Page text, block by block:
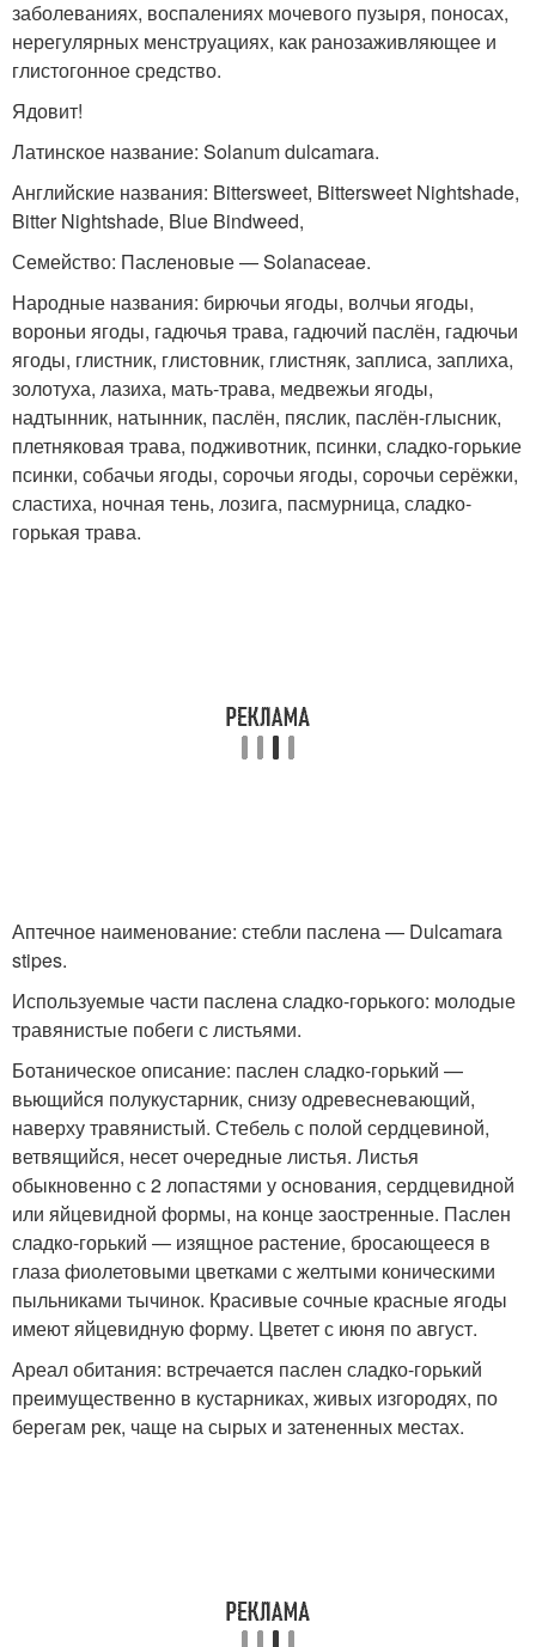
заболеваниях, воспалениях мочевого пузыря, поносах,
нерегулярных менструациях, как ранозаживляющее и
глистогонное средство.
Ядовит!
Латинское название: Solanum dulcamara.
Английские названия: Bittersweet, Bittersweet Nightshade,
Bitter Nightshade, Blue Bindweed,
Семейство: Пасленовые — Solanaceae.
Народные названия: бирючьи ягоды, волчьи ягоды,
вороньи ягоды, гадючья трава, гадючий паслён, гадючьи
ягоды, глистник, глистовник, глистняк, заплиса, заплиха,
золотуха, лазиха, мать-трава, медвежьи ягоды,
надтынник, натынник, паслён, пяслик, паслён-глысник,
плетняковая трава, подживотник, псинки, сладко-горькие
псинки, собачьи ягоды, сорочьи ягоды, сорочьи серёжки,
сластиха, ночная тень, лозига, пасмурница, сладко-
горькая трава.
Аптечное наименование: стебли паслена — Dulcamara
stipes.
Используемые части паслена сладко-горького: молодые
травянистые побеги с листьями.
Ботаническое описание: паслен сладко-горький —
вьющийся полукустарник, снизу одревесневающий,
наверху травянистый. Стебель с полой сердцевиной,
ветвящийся, несет очередные листья. Листья
обыкновенно с 2 лопастями у основания, сердцевидной
или яйцевидной формы, на конце заостренные. Паслен
сладко-горький — изящное растение, бросающееся в
глаза фиолетовыми цветками с желтыми коническими
пыльниками тычинок. Красивые сочные красные ягоды
имеют яйцевидную форму. Цветет с июня по август.
Ареал обитания: встречается паслен сладко-горький
преимущественно в кустарниках, живых изгородях, по
берегам рек, чаще на сырых и затененных местах.